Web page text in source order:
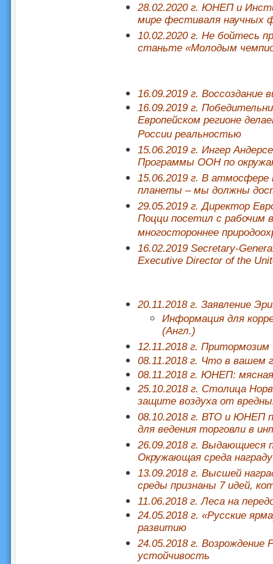
28.02.2020 г. ЮНЕП и
мире фестиваля научных
10.02.2020 г. Не бойтесь
станьте «Молодым
16.09.2019 г. Воссоздание
16.09.2019 г.
Европейском регионе
России реальностью
15.06.2019 г. Ингер
Программы ООН по
15.06.2019 г. В
планеты – мы должны
29.05.2019 г. Директор
Поцци посетил с рабочим
многостороннее
16.02.2019 Secretary-
Executive Director of the
20.11.2018 г. Заявление
Информация для
(Англ.)
12.11.2018 г.
08.11.2018 г. Что в вашем
08.11.2018 г. ЮНЕП:
25.10.2018 г. Столица
защите воздуха от
08.10.2018 г. ВТО и ЮНЕП
для ведения торговли в
26.09.2018 г. Выдающиеся
Окружающая среда
13.09.2018 г. Высшей
среды признаны 7 идей,
11.06.2018 г. Леса на
24.05.2018 г. «Русские
развитию
24.05.2018 г. Возрождение
устойчивость